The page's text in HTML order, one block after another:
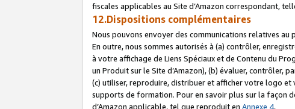
fiscales applicables au Site d’Amazon correspondant,
12.Dispositions complémentaires
Nous pouvons envoyer des communications relatives au
En outre, nous sommes autorisés à (a) contrôler,
à votre affichage de Liens Spéciaux et de Contenu du
un Produit sur le Site d’Amazon), (b) évaluer, contrôler,
(c) utiliser, reproduire, distribuer et afficher votre logo et
supports de formation. Pour en savoir plus sur la façon
d’Amazon applicable, tel que reproduit en Annexe 4,